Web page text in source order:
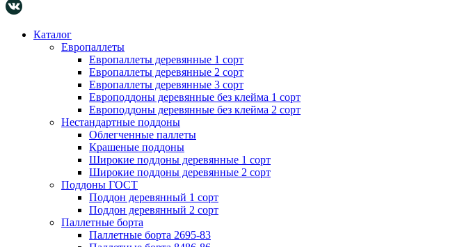
Каталог
Европаллеты
Европаллеты деревянные 1 сорт
Европаллеты деревянные 2 сорт
Европаллеты деревянные 3 сорт
Европоддоны деревянные без клейма 1 сорт
Европоддоны деревянные без клейма 2 сорт
Нестандартные поддоны
Облегченные паллеты
Крашеные поддоны
Широкие поддоны деревянные 1 сорт
Широкие поддоны деревянные 2 сорт
Поддоны ГОСТ
Поддон деревянный 1 сорт
Поддон деревянный 2 сорт
Паллетные борта
Паллетные борта 2695-83